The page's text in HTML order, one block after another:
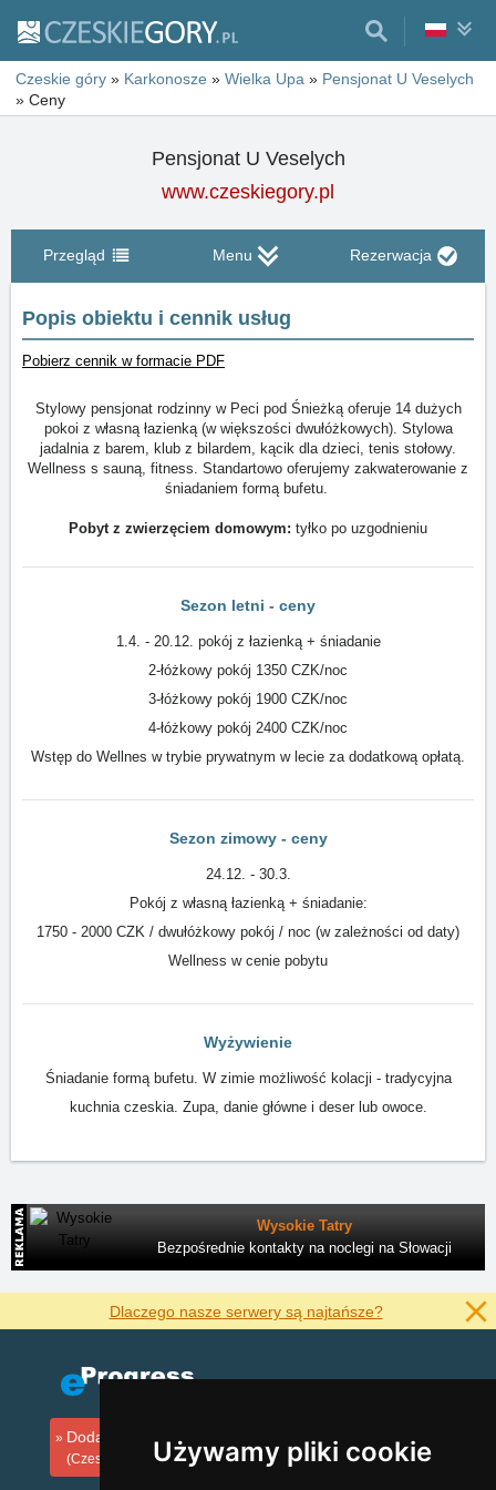
Używamy pliki cookie
Czeskie góry » Karkonosze » Wielka Upa » Pensjonat U Veselych
» Ceny
Pensjonat U Veselych
www.czeskiegory.pl
Przegląd Menu Rezerwacja
Popis obiektu i cennik usług
Pobierz cennik w formacie PDF
Stylowy pensjonat rodzinny w Peci pod Śnieżką oferuje 14 dużych
pokoi z własną łazienką (w większości dwułóżkowych). Stylowa
jadalnia z barem, klub z bilardem, kącik dla dzieci, tenis stołowy.
Wellness s sauną, fitness. Standartowo oferujemy zakwaterowanie z
śniadaniem formą bufetu.
Pobyt z zwierzęciem domowym: tyłko po uzgodnieniu
Sezon letni - ceny
1.4. - 20.12. pokój z łazienką + śniadanie
2-łóżkowy pokój 1350 CZK/noc
3-łóżkowy pokój 1900 CZK/noc
4-łóżkowy pokój 2400 CZK/noc
Wstęp do Wellnes w trybie prywatnym w lecie za dodatkową opłatą.
Sezon zimowy - ceny
24.12. - 30.3.
Pokój z własną łazienką + śniadanie:
1750 - 2000 CZK / dwułóżkowy pokój / noc (w zależności od daty)
Wellness w cenie pobytu
Wyżywienie
Śniadanie formą bufetu. W zimie możliwość kolacji - tradycyjna
kuchnia czeskia. Zupa, danie główne i deser lub owoce.
Wysokie Tatry
Bezpośrednie kontakty na noclegi na Słowacji
Dlaczego nasze serwery są najtańsze?
Dodaj zakwaterowanie
(Czeski)